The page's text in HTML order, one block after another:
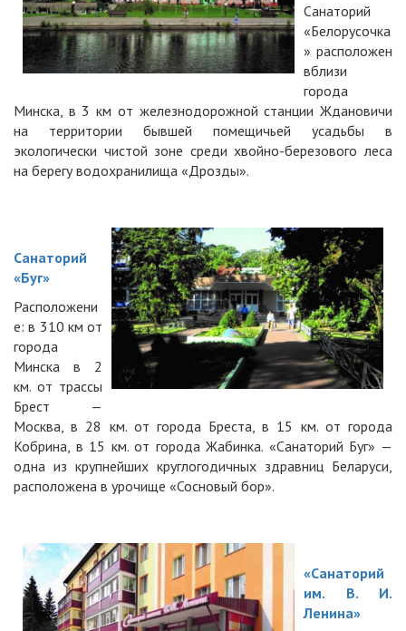
Санаторий
«Белорусочка
» расположен
вблизи
города
Минска, в 3 км от железнодорожной станции Ждановичи
на территории бывшей помещичьей усадьбы в
экологически чистой зоне среди хвойно-березового леса
на берегу водохранилища «Дрозды».
Санаторий
«Буг»
Расположени
е: в 310 км от
города
Минска в 2
км. от трассы
Брест —
Москва, в 28 км. от города Бреста, в 15 км. от города
Кобрина, в 15 км. от города Жабинка. «Санаторий Буг» —
одна из крупнейших круглогодичных здравниц Беларуси,
расположена в урочище «Сосновый бор».
«Санаторий
им. В. И.
Ленина»